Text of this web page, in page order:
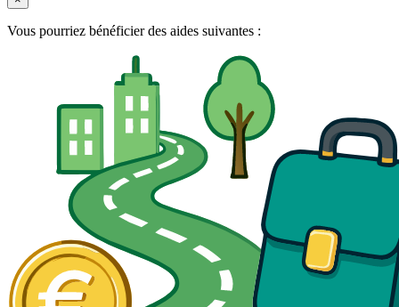
Vous pourriez bénéficier des aides suivantes :